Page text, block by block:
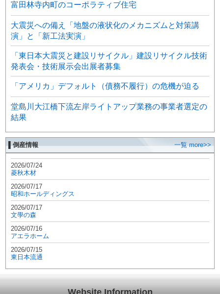
富田林寺内町のコーポラティブ住宅
大震災への備え「地盤の液状化のメカニズムと対策講
演」と「新工法実演」
「東日本大震災と建設リサイクル」建設リサイクル技術
発表会・技術展示会出展者募集
「アメリカ」デフォルト（債務不履行）の危機が迫る
堂島川大江橋下流左岸ライトアップ業務の事業者選定の
結果
▌倒産情報 一覧 more>>
2026/07/24
菱秋木材
2026/07/17
昭和ホールディングス
2026/07/17
文學の森
2026/07/16
アエラホーム
2026/07/15
東日本流通